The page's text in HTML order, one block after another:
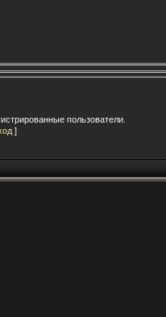
пользователи.
]